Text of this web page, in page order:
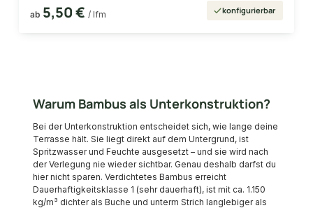
ab 5,50 € / lfm konfigurierbar
Warum Bambus als Unterkonstruktion?
Bei der Unterkonstruktion entscheidet sich, wie lange deine
Terrasse hält. Sie liegt direkt auf dem Untergrund, ist
Spritzwasser und Feuchte ausgesetzt – und sie wird nach
der Verlegung nie wieder sichtbar. Genau deshalb darfst du
hier nicht sparen. Verdichtetes Bambus erreicht
Dauerhaftigkeitsklasse 1 (sehr dauerhaft), ist mit ca. 1.150
kg/m³ dichter als Buche und unterm Strich langlebiger als